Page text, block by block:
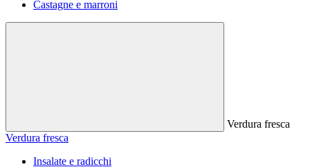
Castagne e marroni
Verdura fresca
Verdura fresca
Insalate e radicchi